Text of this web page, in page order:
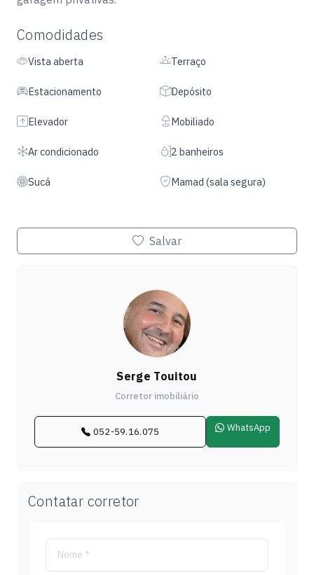
Comodidades
Vista aberta Terraço
Estacionamento Depósito
Elevador Mobiliado
Ar condicionado 2 banheiros
Sucá Mamad (sala segura)
Salvar
Serge Touitou
Corretor imobiliário
052-59.16.075 WhatsApp
Contatar corretor